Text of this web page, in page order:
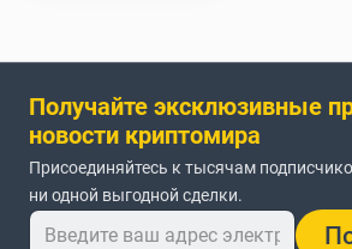
Получайте эксклюзивные
новости криптомира
Присоединяйтесь к тысячам
ни одной выгодной сделки.